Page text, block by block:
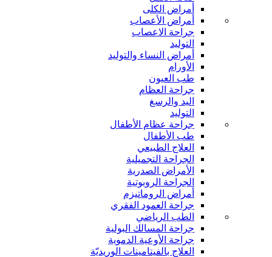
أمراض الكلى
أمراض الأعصاب
جراحة الاعصاب
التوليد
أمراض النساء والتوليد
الأورام
طب العيون
جراحة العظام
اليد والرسغ
التوليد
جراحة عظام الأطفال
طب الأطفال
العلاج الطبيعي
الجراحة التجميلية
الأمراض الصدرية
الجراحة الروبوتية
أمراض الروماتيزم
جراحة العمود الفقري
الطب الرياضي
جراحة المسالك البولية
جراحة الأوعية الدموية
العلاج بالفيتامينات الوريديّة